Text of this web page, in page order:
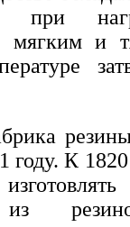
при
мягким и
году. К
из